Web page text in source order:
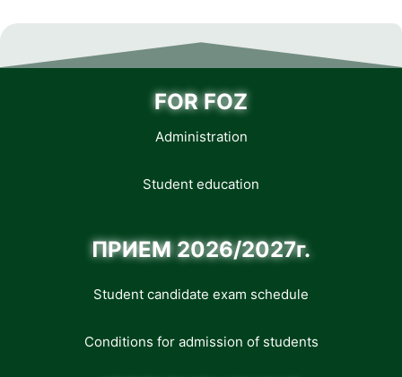
FOR FOZ
Administration
Student education
ПРИЕМ 2026/2027г.
Student candidate exam schedule
Conditions for admission of students